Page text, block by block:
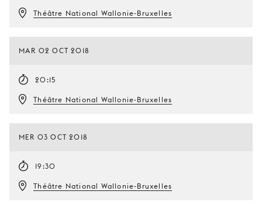
Théâtre National Wallonie-Bruxelles
MAR 02 OCT 2018
20:15
Théâtre National Wallonie-Bruxelles
MER 03 OCT 2018
19:30
Théâtre National Wallonie-Bruxelles